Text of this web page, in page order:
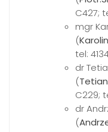
C427;
mgr
(
tel:
dr
(
C229;
dr
(